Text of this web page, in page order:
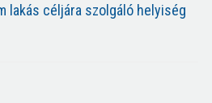
lakás céljára szolgáló helyiség